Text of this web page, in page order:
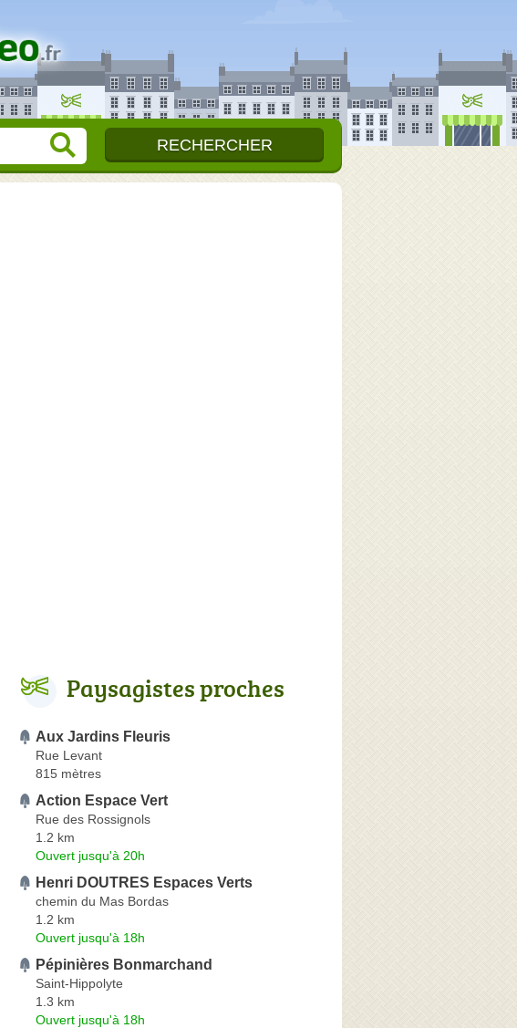
Paysagistes proches
Aux Jardins Fleuris
Rue Levant
815 mètres
Action Espace Vert
Rue des Rossignols
1.2 km
Ouvert jusqu'à 20h
Henri DOUTRES Espaces Verts
chemin du Mas Bordas
1.2 km
Ouvert jusqu'à 18h
Pépinières Bonmarchand
Saint-Hippolyte
1.3 km
Ouvert jusqu'à 18h